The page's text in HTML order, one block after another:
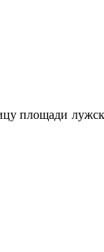
площади